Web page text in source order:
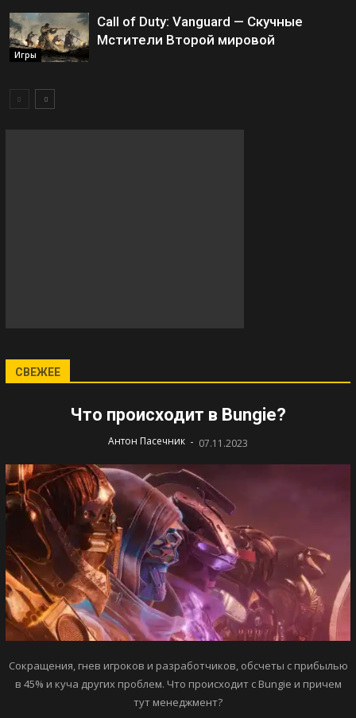
Игры
Call of Duty: Vanguard — Скучные
Мстители Второй мировой
СВЕЖЕЕ
Что происходит в Bungie?
Антон Пасечник - 07.11.2023
Сокращения, гнев игроков и разработчиков, обсчеты с прибылью
в 45% и куча других проблем. Что происходит с Bungie и причем
тут менеджмент?